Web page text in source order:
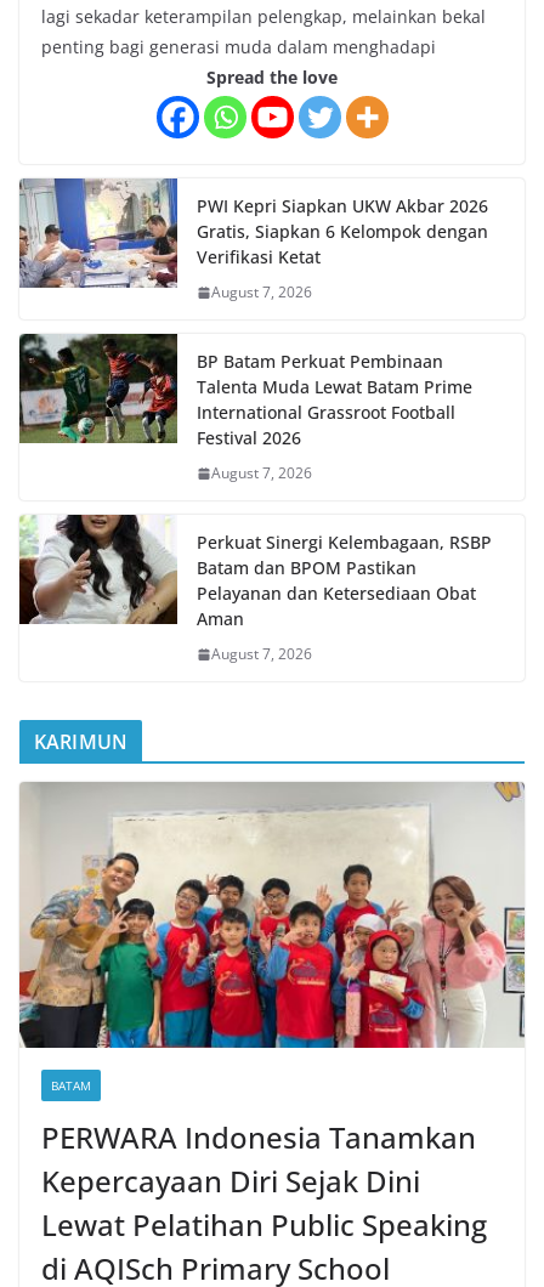
lagi sekadar keterampilan pelengkap, melainkan bekal
penting bagi generasi muda dalam menghadapi
Spread the love
PWI Kepri Siapkan UKW Akbar 2026
Gratis, Siapkan 6 Kelompok dengan
Verifikasi Ketat
August 7, 2026
BP Batam Perkuat Pembinaan
Talenta Muda Lewat Batam Prime
International Grassroot Football
Festival 2026
August 7, 2026
Perkuat Sinergi Kelembagaan, RSBP
Batam dan BPOM Pastikan
Pelayanan dan Ketersediaan Obat
Aman
August 7, 2026
KARIMUN
BATAM
PERWARA Indonesia Tanamkan
Kepercayaan Diri Sejak Dini
Lewat Pelatihan Public Speaking
di AQISch Primary School